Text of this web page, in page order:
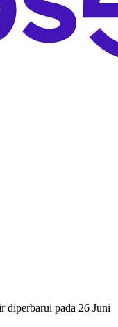
diperbarui pada 26 Juni